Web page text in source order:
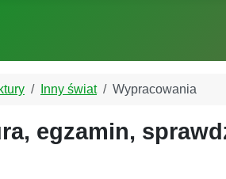
Inny świat Wypracowania
egzamin,